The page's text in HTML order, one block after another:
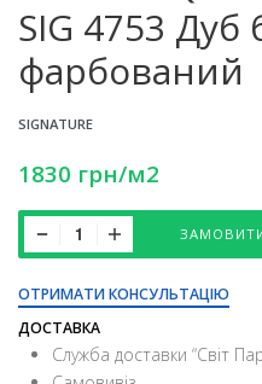
SIG 4753 Дуб
фарбований
SIGNATURE
1830 грн/м2
ОТРИМАТИ КОНСУЛЬТАЦІЮ
ДОСТАВКА
Служба доставки “Свiт